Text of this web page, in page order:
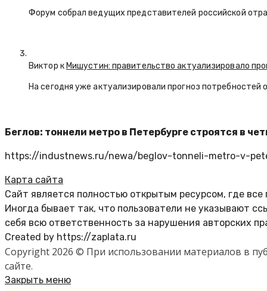
Форум собрал ведущих представителей российской
Виктор кМишустин: правительство актуализировало
На сегодня уже актуализировали прогноз
Беглов: тоннели метро в Петербурге строятся в
https://industnews.ru/newa/beglov-tonneli-metro-v-
Карта сайта
Сайт является полностью открытым ресурсом, где
Иногда бывает так, что пользователи не указывают
себя всю ответственность за нарушения авторских
Created by https://zaplata.ru
Copyright 2026 © При использовании материалов в
сайте.
Закрыть меню